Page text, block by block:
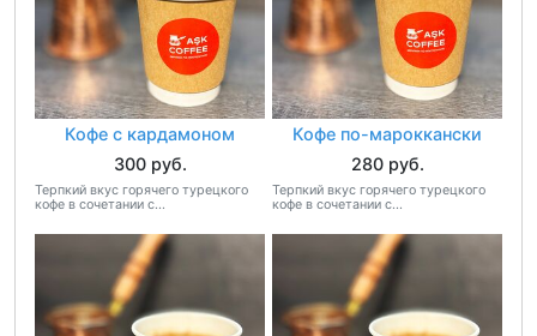
Кофе с кардамоном
300 руб.
Терпкий вкус горячего турецкого
кофе в сочетании с...
Кофе по-мароккански
280 руб.
Терпкий вкус горячего турецкого
кофе в сочетании с...